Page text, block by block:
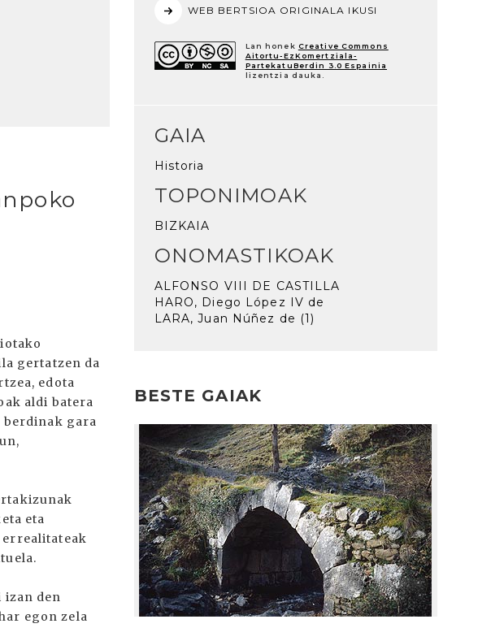
gertatzen da
edota
aldi batera
berdinak gara
eta
errealitateak
den
egon zela
WEB BERTSIOA ORIGINALA IKUSI
Lan honek Creative Commons
Aitortu-EzKomertziala-
PartekatuBerdin 3.0 Espainia
lizentzia dauka.
GAIA
Historia
TOPONIMOAK
BIZKAIA
ONOMASTIKOAK
ALFONSO VIII DE CASTILLA
HARO, Diego López IV de
LARA, Juan Núñez de (1)
BESTE GAIAK
Irakurri